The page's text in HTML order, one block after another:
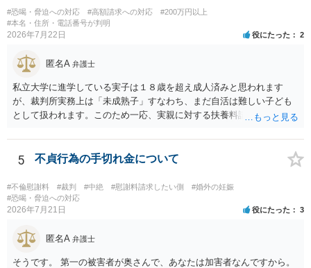
#恐喝・脅迫への対応 #高額請求への対応
#200万円以上
#本名・住所・電話番号が判明
2026年7月22日 役にたった 2
匿名A 弁護士
私立大学に進学している実子は１８歳を超え成人済みと思われます
が、裁判所実務上は「未成熟子」すなわち、まだ自活は難しい子ども
として扱われます。このため一応、実親に対する扶養料請求として法
者宛に養育費を支払っており、当該養育費は実子の進学費用の趣旨も
一部含まれています。また、私立大学進学について貴殿が了解したわ
けではないという事情も存在します。 こうした場合には、支払を拒ん
だとしても学費の請求が裁判所によって強制される可能性は低いとい
えます。 以上整理したとおり、貴殿の事情を説明し支払えないと実子
に伝えるのが良い対処法と思います。
5 不貞行為の手切れ金について
#不倫慰謝料 #裁判 #中絶 #慰謝料請求したい側
#婚外の妊娠
#恐喝・脅迫への対応
2026年7月21日 役にたった 3
匿名A 弁護士
そうです。 第一の被害者が奥さんで、あなたは加害者なんですから。